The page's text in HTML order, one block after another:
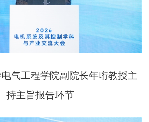
工程学院副院长年珩教授主
持主旨报告环节